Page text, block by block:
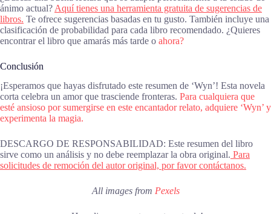
ánimo actual? Aquí tienes una herramienta gratuita de sugerencias de
libros. Te ofrece sugerencias basadas en tu gusto. También incluye una
clasificación de probabilidad para cada libro recomendado. ¿Quieres
encontrar el libro que amarás más tarde o ahora?
Conclusión
¡Esperamos que hayas disfrutado este resumen de ‘Wyn’! Esta novela
corta celebra un amor que trasciende fronteras. Para cualquiera que
esté ansioso por sumergirse en este encantador relato, adquiere ‘Wyn’ y
experimenta la magia.
DESCARGO DE RESPONSABILIDAD: Este resumen del libro
sirve como un análisis y no debe reemplazar la obra original. Para
solicitudes de remoción del autor original, por favor contáctanos.
All images from Pexels